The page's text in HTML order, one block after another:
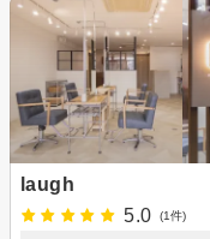
laugh
5.0
(1件)